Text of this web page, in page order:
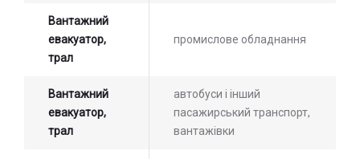
Вантажний
евакуатор,
трал
промислове обладнання
Вантажний
евакуатор,
трал
автобуси і інший
пасажирський транспорт,
вантажівки